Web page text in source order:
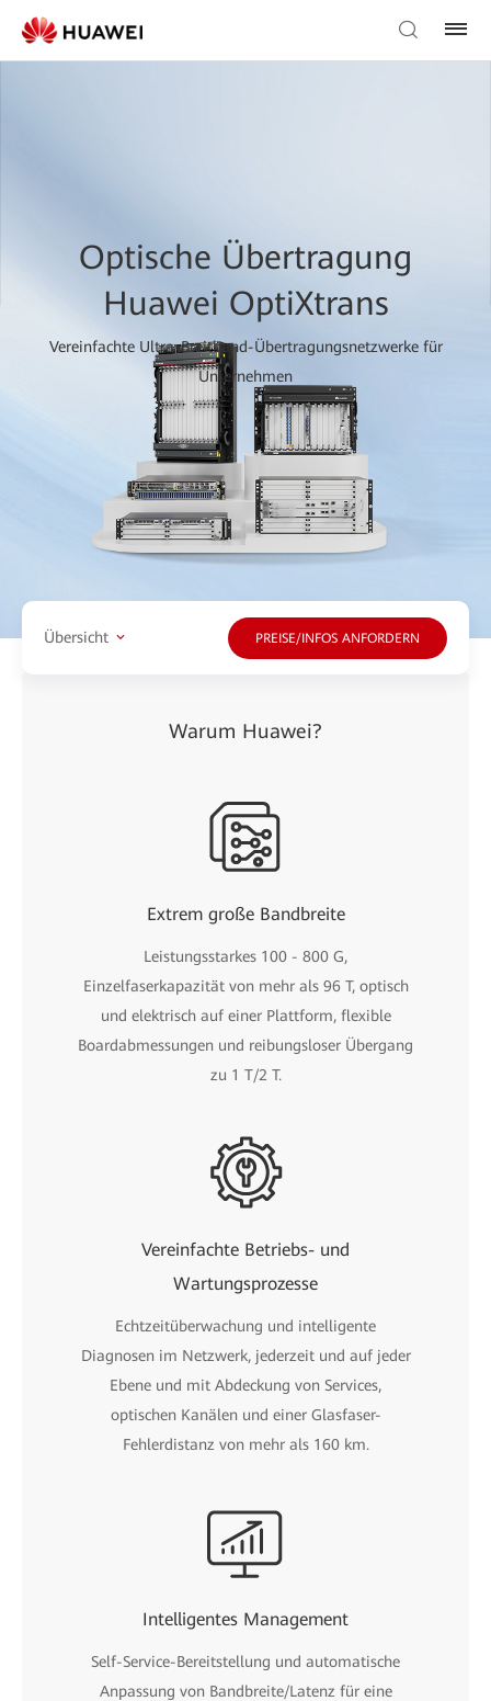
Optische Übertragung
Huawei OptiXtrans
Vereinfachte Ultra-Breitband-Übertragungsnetzwerke für
Unternehmen
Übersicht PREISE/INFOS ANFORDERN
Warum Huawei?
Extrem große Bandbreite
Leistungsstarkes 100 - 800 G,
Einzelfaserkapazität von mehr als 96 T, optisch
und elektrisch auf einer Plattform, flexible
Boardabmessungen und reibungsloser Übergang
zu 1 T/2 T.
Vereinfachte Betriebs- und
Wartungsprozesse
Echtzeitüberwachung und intelligente
Diagnosen im Netzwerk, jederzeit und auf jeder
Ebene und mit Abdeckung von Services,
optischen Kanälen und einer Glasfaser-
Fehlerdistanz von mehr als 160 km.
Intelligentes Management
Self-Service-Bereitstellung und automatische
Anpassung von Bandbreite/Latenz für eine